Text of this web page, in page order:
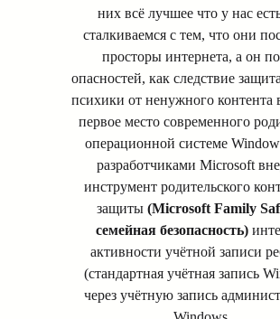
них всё лучшее что у нас
сталкиваемся с тем, что они
просторы интернета, а он
опасностей, как следствие
психики от ненужного контента
первое место современного
операционной системе
разработчиками Microsoft
инструмент родительского
защиты (Microsoft Family
семейная безопасность)
активности учётной записи
(стандартная учётная запись
через учётную запись